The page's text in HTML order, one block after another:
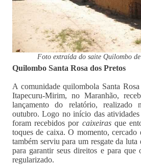
Foto extraída do saite Quilombo
Quilombo Santa Rosa dos Pretos
A comunidade quilombola Santa
Itapecuru-Mirim, no Maranhão,
lançamento do relatório,
outubro. Logo no início das
foram recebidos por caixeirasque
toques de caixa. O momento, cercado
também serviu para um resgate da luta
para garantir seus direitos e para que
regularizado.